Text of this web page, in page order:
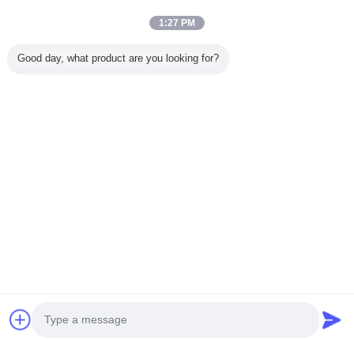
Verified Suplier
1:27 PM
Good day, what product are you looking for?